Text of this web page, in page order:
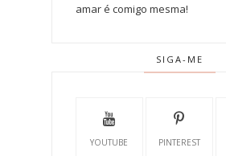
amar é comigo mesma!
SIGA-ME
YOUTUBE PINTEREST